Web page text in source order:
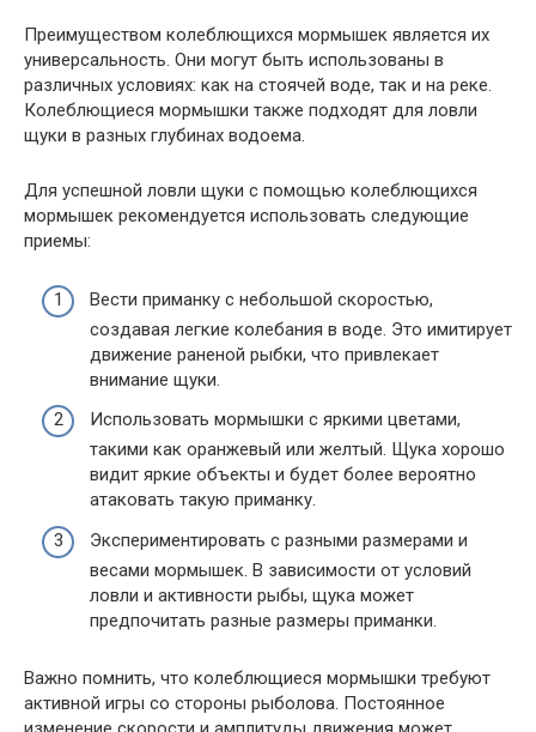
Преимуществом колеблющихся мормышек является их
универсальность. Они могут быть использованы в
различных условиях: как на стоячей воде, так и на реке.
Колеблющиеся мормышки также подходят для ловли
щуки в разных глубинах водоема.
Для успешной ловли щуки с помощью колеблющихся
мормышек рекомендуется использовать следующие
приемы:
Вести приманку с небольшой скоростью,
создавая легкие колебания в воде. Это имитирует
движение раненой рыбки, что привлекает
внимание щуки.
Использовать мормышки с яркими цветами,
такими как оранжевый или желтый. Щука хорошо
видит яркие объекты и будет более вероятно
атаковать такую приманку.
Экспериментировать с разными размерами и
весами мормышек. В зависимости от условий
ловли и активности рыбы, щука может
предпочитать разные размеры приманки.
Важно помнить, что колеблющиеся мормышки требуют
активной игры со стороны рыболова. Постоянное